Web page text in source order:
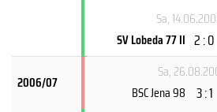
Sa,
SV Lobeda 77 II 2 : 0
2006/07
Sa,
BSC Jena 98 3 : 1